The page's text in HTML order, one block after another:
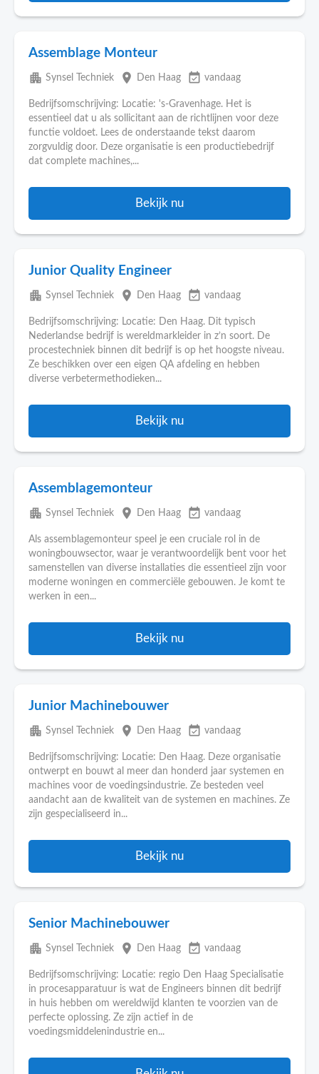
Assemblage Monteur
apartment Synsel Techniek place Den Haag event_available vandaag
Bedrijfsomschrijving: Locatie: 's-Gravenhage. Het is
essentieel dat u als sollicitant aan de richtlijnen voor deze
functie voldoet. Lees de onderstaande tekst daarom
zorgvuldig door. Deze organisatie is een productiebedrijf
dat complete machines,...
Bekijk nu
Junior Quality Engineer
apartment Synsel Techniek place Den Haag event_available vandaag
Bedrijfsomschrijving: Locatie: Den Haag. Dit typisch
Nederlandse bedrijf is wereldmarkleider in z’n soort. De
procestechniek binnen dit bedrijf is op het hoogste niveau.
Ze beschikken over een eigen QA afdeling en hebben
diverse verbetermethodieken...
Bekijk nu
Assemblagemonteur
apartment Synsel Techniek place Den Haag event_available vandaag
Als assemblagemonteur speel je een cruciale rol in de
woningbouwsector, waar je verantwoordelijk bent voor het
samenstellen van diverse installaties die essentieel zijn voor
moderne woningen en commerciële gebouwen. Je komt te
werken in een...
Bekijk nu
Junior Machinebouwer
apartment Synsel Techniek place Den Haag event_available vandaag
Bedrijfsomschrijving: Locatie: Den Haag. Deze organisatie
ontwerpt en bouwt al meer dan honderd jaar systemen en
machines voor de voedingsindustrie. Ze besteden veel
aandacht aan de kwaliteit van de systemen en machines. Ze
zijn gespecialiseerd in...
Bekijk nu
Senior Machinebouwer
apartment Synsel Techniek place Den Haag event_available vandaag
Bedrijfsomschrijving: Locatie: regio Den Haag Specialisatie
in procesapparatuur is wat de Engineers binnen dit bedrijf
in huis hebben om wereldwijd klanten te voorzien van de
perfecte oplossing. Ze zijn actief in de
voedingsmiddelenindustrie en...